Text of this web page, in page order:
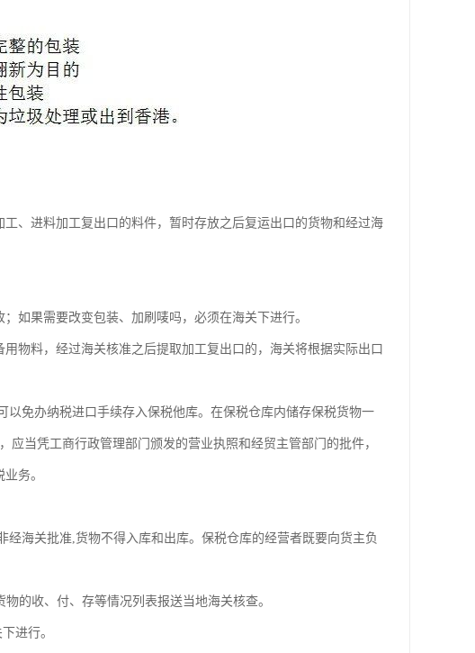
、进料加工复出口的料件，暂时存放之后复运出口的货物和经过海
如果需要改变包装、加刷唛吗，必须在海关下进行。
物料，经过海关核准之后提取加工复出口的，海关将根据实际出口
免办纳税进口手续存入保税他库。在保税仓库内储存保税货物一
当凭工商行政管理部门颁发的营业执照和经贸主管部门的批件，
务。
海关批准,货物不得入库和出库。保税仓库的经营者既要向货主负
的收、付、存等情况列表报送当地海关核查。
进行。